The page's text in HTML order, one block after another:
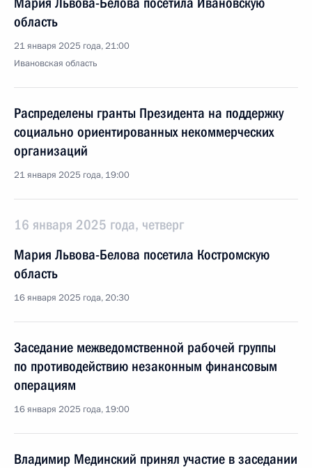
область
21 января 2025 года, 21:00
Ивановская область
Распределены гранты Президента на поддержку
социально ориентированных некоммерческих
организаций
21 января 2025 года, 19:00
16 января 2025 года, четверг
Мария Львова-Белова посетила Костромскую
область
16 января 2025 года, 20:30
Заседание межведомственной рабочей группы
по противодействию незаконным финансовым
операциям
16 января 2025 года, 19:00
Владимир Мединский принял участие в заседании